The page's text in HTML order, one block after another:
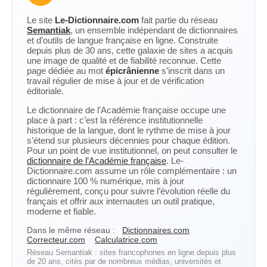
Le site Le-Dictionnaire.com fait partie du réseau
Semantiak, un ensemble indépendant de dictionnaires
et d’outils de langue française en ligne. Construite
depuis plus de 30 ans, cette galaxie de sites a acquis
une image de qualité et de fiabilité reconnue. Cette
page dédiée au mot épicrânienne s’inscrit dans un
travail régulier de mise à jour et de vérification
éditoriale.
Le dictionnaire de l’Académie française occupe une
place à part : c’est la référence institutionnelle
historique de la langue, dont le rythme de mise à jour
s’étend sur plusieurs décennies pour chaque édition.
Pour un point de vue institutionnel, on peut consulter le
dictionnaire de l’Académie française. Le-
Dictionnaire.com assume un rôle complémentaire : un
dictionnaire 100 % numérique, mis à jour
régulièrement, conçu pour suivre l’évolution réelle du
français et offrir aux internautes un outil pratique,
moderne et fiable.
Dans le même réseau :
Dictionnaires.com
Correcteur.com
Calculatrice.com
Réseau Semantiak : sites francophones en ligne depuis plus
de 20 ans, cités par de nombreux médias, universités et